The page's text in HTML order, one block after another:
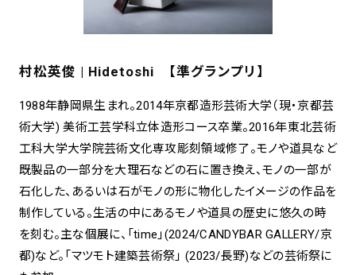
村松英俊 | Hidetoshi 【準グランプリ】
1988年静岡県生まれ。2014年京都造形芸術大学（現・京都芸
術大学) 美術工芸学科立体造形コース卒業。2016年東北芸術
工科大学大学院芸術文化専攻彫刻領域修了。モノや道具など
既製品の一部分を大理石などの石に置き換え、モノの一部が
石化した、あるいは石がモノの形に物化したイメージの作品を
制作している。生活の中にあるモノや道具の歴史に悠久の時
を刻む。主な個展に、「time」(2024/CANDYBAR GALLERY/京
都)など。「マツモト建築芸術祭」 (2023/長野)などの芸術祭に